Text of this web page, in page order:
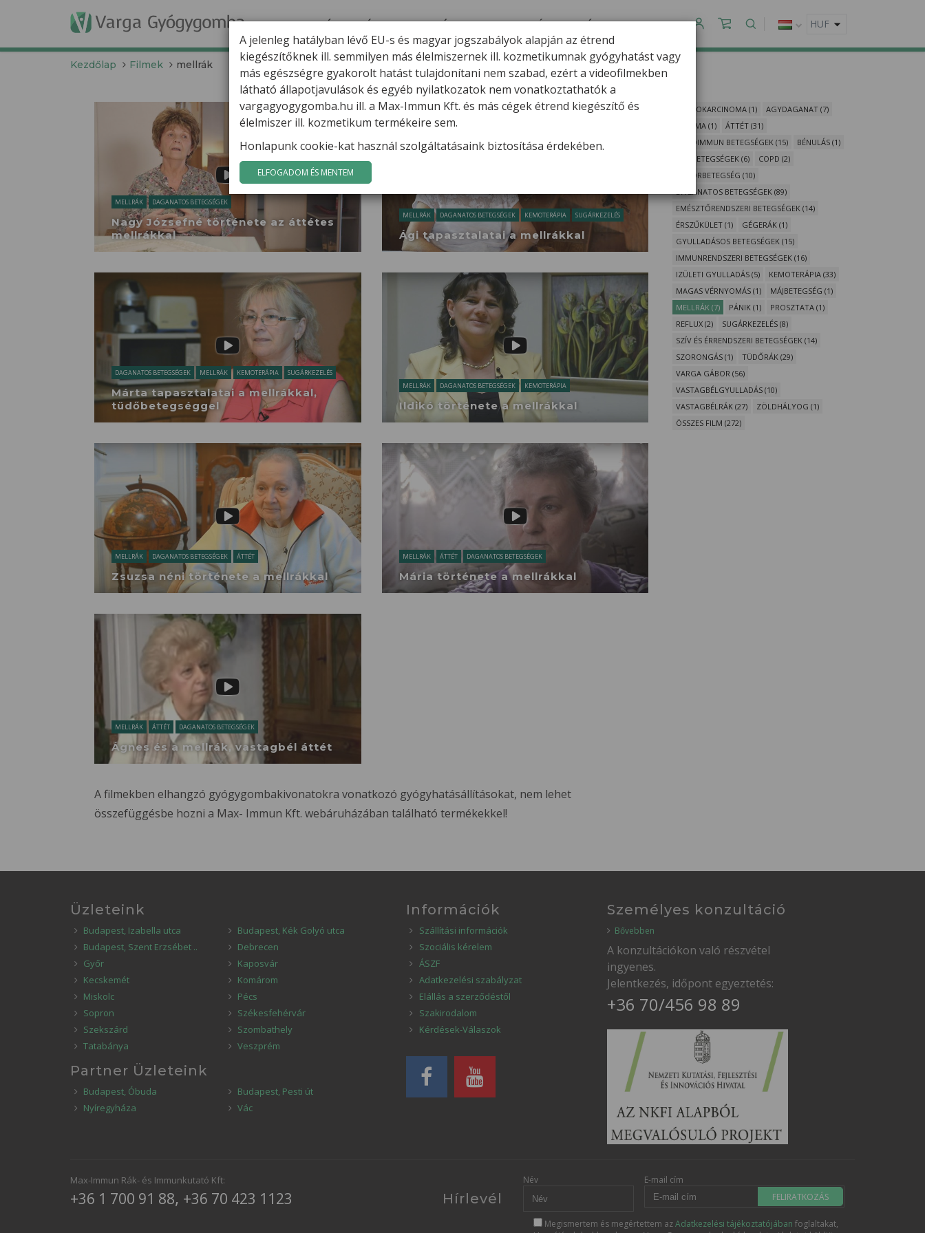
TERMÉKEK HÍREK VARGA GÁBOR FILMEK GYÓGYGOMBÁK KAPCSOLAT
Kezdőlap Filmek mellrák
MELLRÁK DAGANATOS BETEGSÉGEK
Nagy Józsefné története az áttétes
mellrákkal
MELLRÁK DAGANATOS BETEGSÉGEK KEMOTERÁPIA SUGÁRKEZELÉS
Ági tapasztalatai a mellrákkal
DAGANATOS BETEGSÉGEK MELLRÁK KEMOTERÁPIA SUGÁRKEZELÉS
Márta tapasztalatai a mellrákkal,
tüdőbetegséggel
MELLRÁK DAGANATOS BETEGSÉGEK KEMOTERÁPIA
Ildikó története a mellrákkal
MELLRÁK DAGANATOS BETEGSÉGEK ÁTTÉT
Zsuzsa néni története a mellrákkal
MELLRÁK ÁTTÉT DAGANATOS BETEGSÉGEK
Mária története a mellrákkal
MELLRÁK ÁTTÉT DAGANATOS BETEGSÉGEK
Ágnes és a mellrák, vastagbél áttét
A filmekben elhangzó gyógygombakivonatokra vonatkozó gyógyhatásállításokat, nem lehet
összefüggésbe hozni a Max- Immun Kft. webáruházában található termékekkel!
ADENOKARCINOMA (1)
AGYDAGANAT (7)
ASZTMA (1)
ÁTTÉT (31)
AUTOIMMUN BETEGSÉGEK (15)
BÉNULÁS (1)
BŐRBETEGSÉGEK (6)
COPD (2)
CUKORBETEGSÉG (10)
DAGANATOS BETEGSÉGEK (89)
EMÉSZTŐRENDSZERI BETEGSÉGEK (14)
ÉRSZŰKÜLET (1)
GÉGERÁK (1)
GYULLADÁSOS BETEGSÉGEK (15)
IMMUNRENDSZERI BETEGSÉGEK (16)
IZÜLETI GYULLADÁS (5)
KEMOTERÁPIA (33)
MAGAS VÉRNYOMÁS (1)
MÁJBETEGSÉG (1)
MELLRÁK (7)
PÁNIK (1)
PROSZTATA (1)
REFLUX (2)
SUGÁRKEZELÉS (8)
SZÍV ÉS ÉRRENDSZERI BETEGSÉGEK (14)
SZORONGÁS (1)
TÜDŐRÁK (29)
VARGA GÁBOR (56)
VASTAGBÉLGYULLADÁS (10)
VASTAGBÉLRÁK (27)
ZÖLDHÁLYOG (1)
ÖSSZES FILM (272)
Üzleteink
Budapest, Izabella utca
Budapest, Kék Golyó utca
Budapest, Szent Erzsébet ..
Debrecen
Győr
Kaposvár
Kecskemét
Komárom
Miskolc
Pécs
Sopron
Székesfehérvár
Szekszárd
Szombathely
Tatabánya
Veszprém
Partner Üzleteink
Budapest, Óbuda
Budapest, Pesti út
Nyíregyháza
Vác
Információk
Szállítási információk
Szociális kérelem
ÁSZF
Adatkezelési szabályzat
Elállás a szerződéstől
Szakirodalom
Kérdések-Válaszok
Személyes konzultáció
Bővebben
A konzultációkon való részvétel
ingyenes.
Jelentkezés, időpont egyeztetés:
+36 70/456 98 89
Max-Immun Rák- és Immunkutató Kft:
+36 1 700 91 88, +36 70 423 1123 Hírlevél
Név
E-mail cím
FELIRATKOZÁS
Megismertem és megértettem azAdatkezelési tájékoztatójában foglaltakat,
A jelenleg hatályban lévő EU-s és magyar jogszabályok alapján az étrend
kiegészítőknek ill. semmilyen más élelmiszernek ill. kozmetikumnak gyógyhatást vagy
más egészségre gyakorolt hatást tulajdonítani nem szabad, ezért a videofilmekben
látható állapotjavulások és egyéb nyilatkozatok nem vonatkoztathatók a
vargagyogygomba.hu ill. a Max-Immun Kft. és más cégek étrend kiegészítő és
élelmiszer ill. kozmetikum termékeire sem.
Honlapunk cookie-kat használ szolgáltatásaink biztosítása érdekében.
ELFOGADOM ÉS MENTEM